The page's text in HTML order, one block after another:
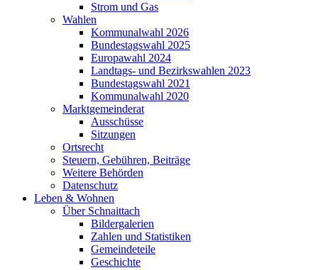
Strom und Gas
Wahlen
Kommunalwahl 2026
Bundestagswahl 2025
Europawahl 2024
Landtags- und Bezirkswahlen 2023
Bundestagswahl 2021
Kommunalwahl 2020
Marktgemeinderat
Ausschüsse
Sitzungen
Ortsrecht
Steuern, Gebühren, Beiträge
Weitere Behörden
Datenschutz
Leben & Wohnen
Über Schnaittach
Bildergalerien
Zahlen und Statistiken
Gemeindeteile
Geschichte